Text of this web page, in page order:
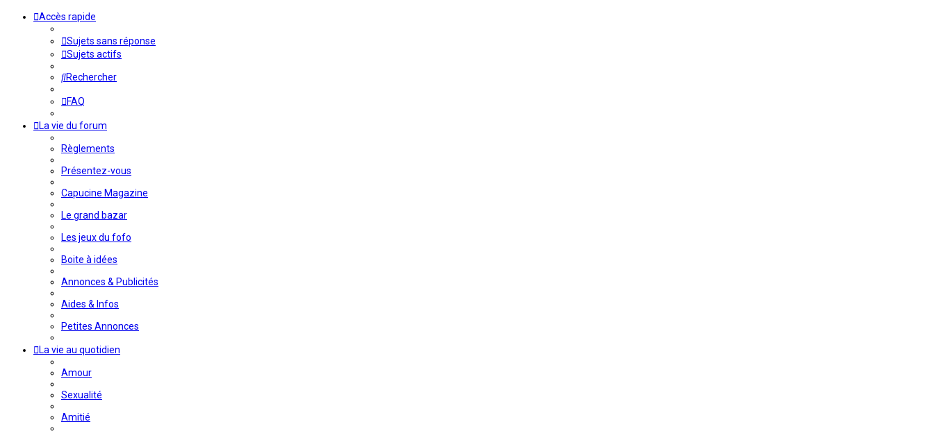
Accès rapide
Sujets sans réponse
Sujets actifs
Rechercher
FAQ
La vie du forum
Règlements
Présentez-vous
Capucine Magazine
Le grand bazar
Les jeux du fofo
Boite à idées
Annonces & Publicités
Aides & Infos
Petites Annonces
La vie au quotidien
Amour
Sexualité
Amitié